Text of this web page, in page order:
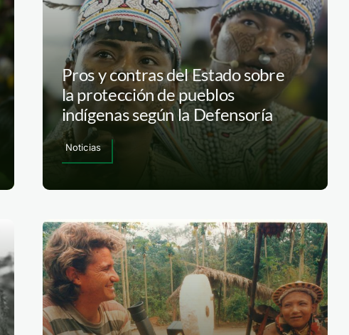
Pros y contras del Estado sobre
la protección de pueblos
indígenas según la Defensoría
Noticias